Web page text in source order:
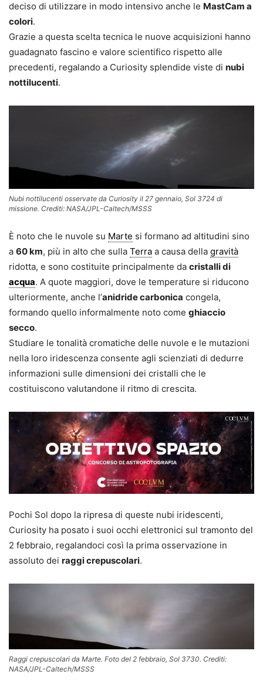
deciso di utilizzare in modo intensivo anche le MastCam a
colori.
Grazie a questa scelta tecnica le nuove acquisizioni hanno
guadagnato fascino e valore scientifico rispetto alle
precedenti, regalando a Curiosity splendide viste di nubi
nottilucenti.
Nubi nottilucenti osservate da Curiosity il 27 gennaio, Sol 3724 di
missione. Crediti: NASA/JPL-Caltech/MSSS
È noto che le nuvole su Marte si formano ad altitudini sino
a 60 km, più in alto che sulla Terra a causa della gravità
ridotta, e sono costituite principalmente da cristalli di
acqua. A quote maggiori, dove le temperature si riducono
ulteriormente, anche l’anidride carbonica congela,
formando quello informalmente noto come ghiaccio
secco.
Studiare le tonalità cromatiche delle nuvole e le mutazioni
nella loro iridescenza consente agli scienziati di dedurre
informazioni sulle dimensioni dei cristalli che le
costituiscono valutandone il ritmo di crescita.
Pochi Sol dopo la ripresa di queste nubi iridescenti,
Curiosity ha posato i suoi occhi elettronici sul tramonto del
2 febbraio, regalandoci così la prima osservazione in
assoluto dei raggi crepuscolari.
Raggi crepuscolari da Marte. Foto del 2 febbraio, Sol 3730. Crediti:
NASA/JPL-Caltech/MSSS